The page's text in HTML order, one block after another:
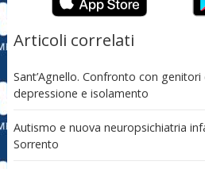
Articoli correlati
Sant’Agnello. Confronto con
depressione e isolamento
Autismo e nuova neuropsichiatria
Sorrento